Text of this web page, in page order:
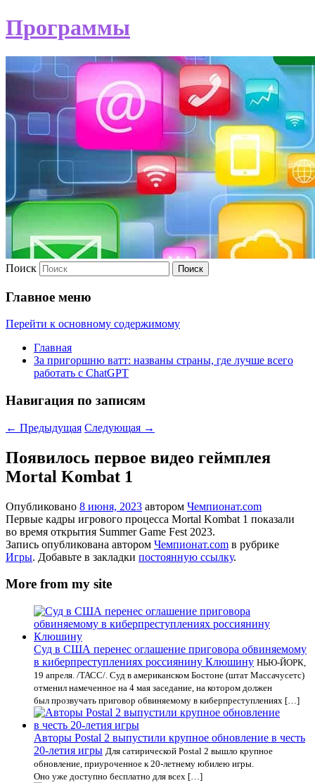
Программы
Поиск
Главное меню
Перейти к основному содержимому
Главная
За пригоршню ватт: названы страны, где лучше всего
работать с ChatGPT
Навигация по записям
← Предыдущая Следующая →
Появилось первое видео геймплея
Mortal Kombat 1
Опубликовано 8 июня, 2023 автором Чемпионат.com
Первые кадры игрового процесса Mortal Kombat 1 показали
во время открытия Summer Game Fest 2023.
Запись опубликована автором Чемпионат.com в рубрике
Игры. Добавьте в закладки постоянную ссылку.
More from my site
Суд в США перенес оглашение приговора обвиняемому
в киберпреступлениях россиянину Клюшину НЬЮ-ЙОРК,
19 апреля. /ТАСС/. Суд в американском Бостоне (штат Массачусетс)
отменил намеченное на 4 мая заседание, на котором должен
был прозвучать приговор обвиняемому в киберпреступлениях […]
Авторы Postal 2 выпустили крупное обновление в честь
20-летия игры Для сатирической Postal 2 вышло крупное
обновление, приуроченное к 20-летнему юбилею игры.
Оно уже доступно бесплатно для всех […]